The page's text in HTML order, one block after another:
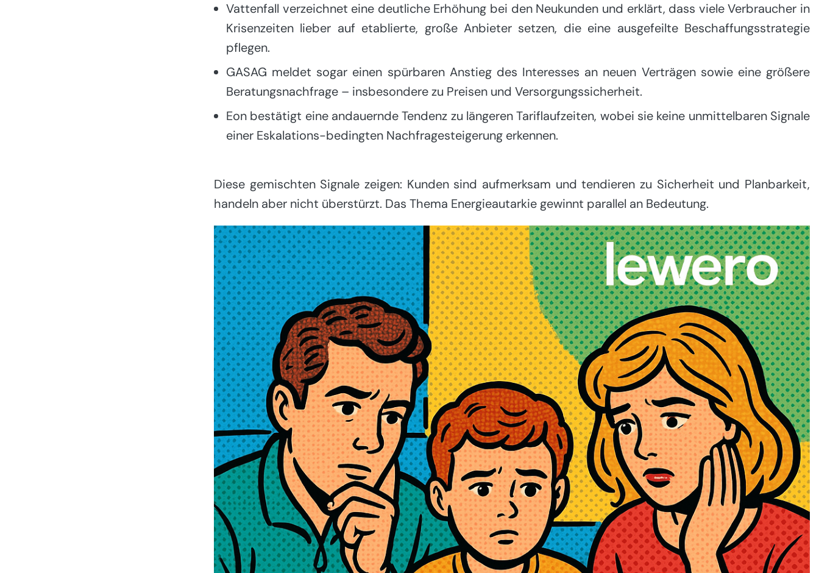
Vattenfall verzeichnet eine deutliche Erhöhung bei den Neukunden und erklärt, dass viele Verbraucher in
Krisenzeiten lieber auf etablierte, große Anbieter setzen, die eine ausgefeilte Beschaffungsstrategie
pflegen.
GASAG meldet sogar einen spürbaren Anstieg des Interesses an neuen Verträgen sowie eine größere
Beratungsnachfrage – insbesondere zu Preisen und Versorgungssicherheit.
Eon bestätigt eine andauernde Tendenz zu längeren Tariflaufzeiten, wobei sie keine unmittelbaren Signale
einer Eskalations-bedingten Nachfragesteigerung erkennen.
Diese gemischten Signale zeigen: Kunden sind aufmerksam und tendieren zu Sicherheit und Planbarkeit,
handeln aber nicht überstürzt. Das Thema Energieautarkie gewinnt parallel an Bedeutung.